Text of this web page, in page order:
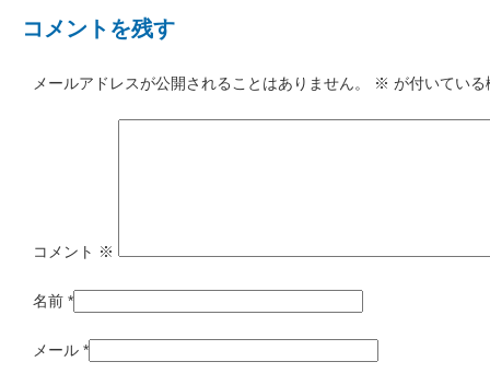
コメントを残す
メールアドレスが公開されることはありません。 ※ が付いてい
コメント ※
名前 *
メール *